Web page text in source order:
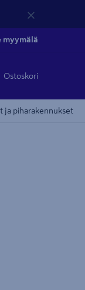
myymälä
Ostoskori
ja piharakennukset